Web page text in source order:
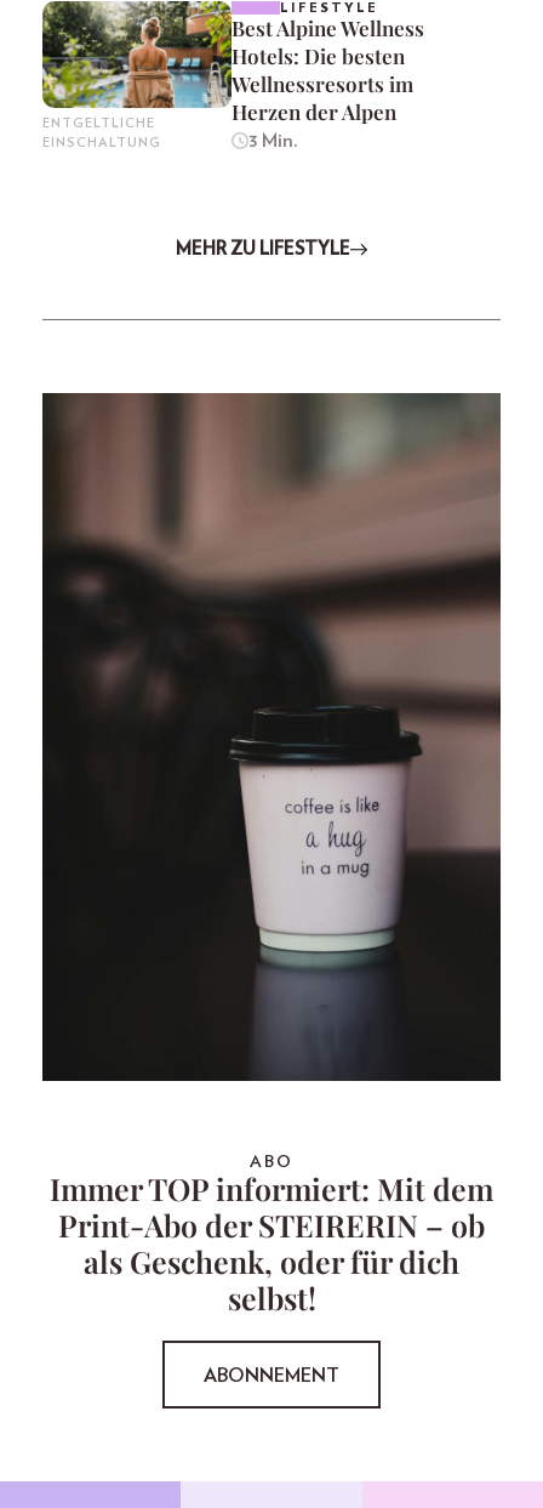
ENTGELTLICHE
EINSCHALTUNG
LIFESTYLE
Best Alpine Wellness
Hotels: Die besten
Wellnessresorts im
Herzen der Alpen
3 Min.
MEHR ZU LIFESTYLE
ABO
Immer TOP informiert: Mit dem
Print-Abo der STEIRERIN – ob
als Geschenk, oder für dich
selbst!
ABONNEMENT